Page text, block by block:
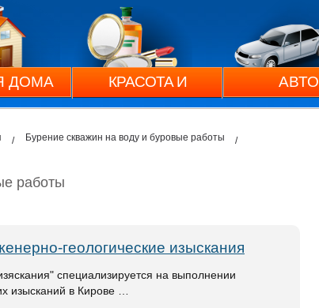
ДОМА
КРАСОТА И
ЗДОРОВЬЕ
АВТО
Бурение скважин на воду и буровые работы
работы
геологические изыскания
специализируется на выполнении
изысканий в Кирове …